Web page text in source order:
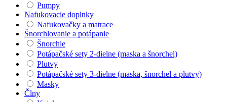
Pumpy
Nafukovacie doplnky
Nafukovačky a matrace
Šnorchlovanie a potápanie
Šnorchle
Potápačské sety 2-dielne (maska a šnorchel)
Plutvy
Potápačské sety 3-dielne (maska, šnorchel a plutvy)
Masky
Člny